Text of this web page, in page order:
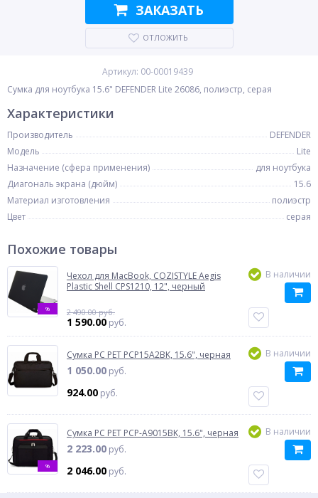
ЗАКАЗАТЬ
ОТЛОЖИТЬ
Артикул: 00-00019439
Сумка для ноутбука 15.6" DEFENDER Lite 26086, полиэстр, серая
Характеристики
Производитель
DEFENDER
Модель
Lite
Назначение (сфера применения)
для ноутбука
Диагональ экрана (дюйм)
15.6
Материал изготовления
полиэстр
Цвет
серая
Похожие товары
%
Чехол для MacBook, COZISTYLE Aegis
Plastic Shell CPS1210, 12", черный
2 490.00 руб.
1 590.00 руб.
В наличии
Сумка PC PET PCP15A2BK, 15.6", черная
1 050.00 руб.
924.00 руб.
В наличии
%
Сумка PC PET PCP-A9015BK, 15.6", черная
2 223.00 руб.
2 046.00 руб.
В наличии